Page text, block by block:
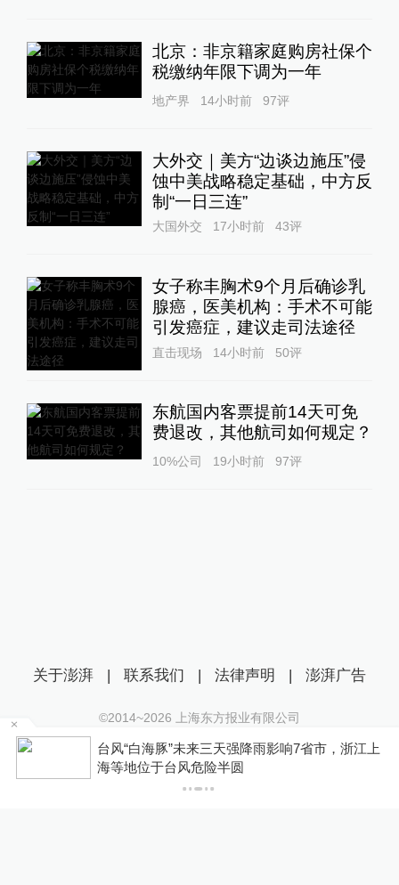
北京：非京籍家庭购房社保个
税缴纳年限下调为一年
地产界 14小时前 97评
大外交｜美方“边谈边施压”侵
蚀中美战略稳定基础，中方反
制“一日三连”
大国外交 17小时前 43评
女子称丰胸术9个月后确诊乳
腺癌，医美机构：手术不可能
引发癌症，建议走司法途径
直击现场 14小时前 50评
东航国内客票提前14天可免
费退改，其他航司如何规定？
10%公司 19小时前 97评
台风“白海豚”未来三天强降雨影响7省市，浙江上
海等地位于台风危险半圆
关于澎湃 | 联系我们 | 法律声明 | 澎湃广告
©2014~2026 上海东方报业有限公司
沪ICP证：沪B2-20170116 | 沪ICP备14003370号
互联网新闻信息服务许可证：31120170006
沪公网安备 31010602000299号